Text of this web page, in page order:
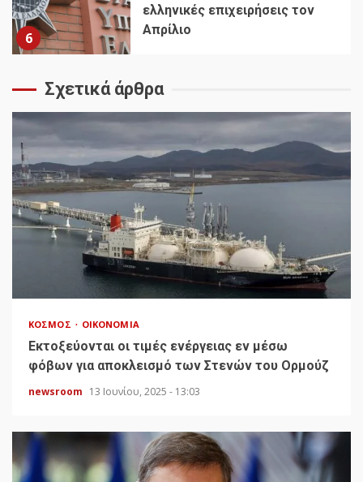
6
ελληνικές επιχειρήσεις τον
Απρίλιο
Σχετικά άρθρα
ΚΌΣΜΟΣ ΟΙΚΟΝΟΜΊΑ
Εκτοξεύονται οι τιμές ενέργειας εν μέσω
φόβων για αποκλεισμό των Στενών του Ορμούζ
newsroom 13 Ιουνίου, 2025 - 13:03